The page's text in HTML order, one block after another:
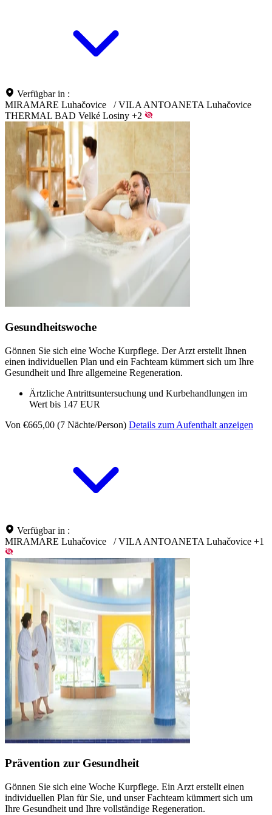
Verfügbar in :
MIRAMARE Luhačovice
/ VILA ANTOANETA Luhačovice
THERMAL BAD Velké Losiny +2
Gesundheitswoche
Gönnen Sie sich eine Woche Kurpflege. Der Arzt erstellt Ihnen
einen individuellen Plan und ein Fachteam kümmert sich um Ihre
Gesundheit und Ihre allgemeine Regeneration.
Ärtzliche Antrittsuntersuchung und Kurbehandlungen im
Wert bis 147 EUR
Von €665,00 (7 Nächte/Person) Details zum Aufenthalt anzeigen
Verfügbar in :
MIRAMARE Luhačovice
/ VILA ANTOANETA Luhačovice +1
Prävention zur Gesundheit
Gönnen Sie sich eine Woche Kurpflege. Ein Arzt erstellt einen
individuellen Plan für Sie, und unser Fachteam kümmert sich um
Ihre Gesundheit und Ihre vollständige Regeneration.